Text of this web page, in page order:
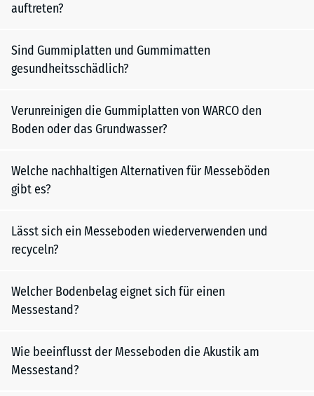
auftreten?
Sind Gummiplatten und Gummimatten
gesundheitsschädlich?
Verunreinigen die Gummiplatten von WARCO den
Boden oder das Grundwasser?
Welche nachhaltigen Alternativen für Messeböden
gibt es?
Lässt sich ein Messeboden wiederverwenden und
recyceln?
Welcher Bodenbelag eignet sich für einen
Messestand?
Wie beeinflusst der Messeboden die Akustik am
Messestand?